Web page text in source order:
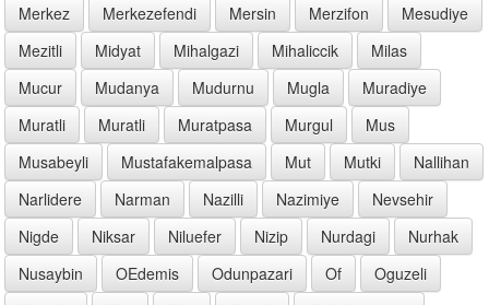
Merkez
Merkezefendi Mersin Merzifon
Mesudiye
Mezitli
Midyat Mihalgazi Mihaliccik
Milas
Mucur
Mudanya Mudurnu Mugla
Muradiye
Muratli
Muratli Muratpasa Murgul
Mus
Musabeyli
Mustafakemalpasa Mut Mutki
Nallihan
Narlidere
Narman Nazilli Nazimiye
Nevsehir
Nigde
Niksar Niluefer Nizip Nurdagi
Nurhak
Nusaybin
OEdemis Odunpazari Of
Oguzeli